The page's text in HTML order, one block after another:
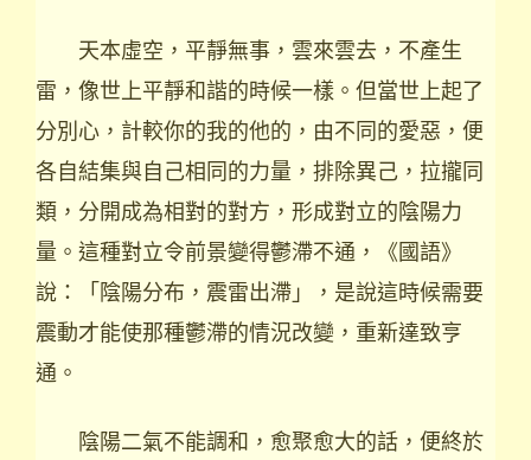
天本虛空，平靜無事，雲來雲去，不產生
雷，像世上平靜和諧的時候一樣。但當世上起了
分別心，計較你的我的他的，由不同的愛惡，便
各自結集與自己相同的力量，排除異己，拉攏同
類，分開成為相對的對方，形成對立的陰陽力
量。這種對立令前景變得鬱滯不通，《國語》
說：「陰陽分布，震雷出滯」，是說這時候需要
震動才能使那種鬱滯的情況改變，重新達致亨
通。
陰陽二氣不能調和，愈聚愈大的話，便終於